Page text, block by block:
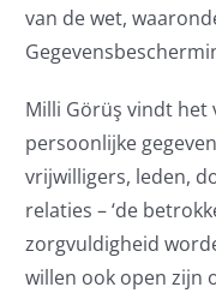
van de wet,
Milli Görüş vindt het
persoonlijke
vrijwilligers, leden,
relaties – ‘de
zorgvuldigheid
willen ook open zijn